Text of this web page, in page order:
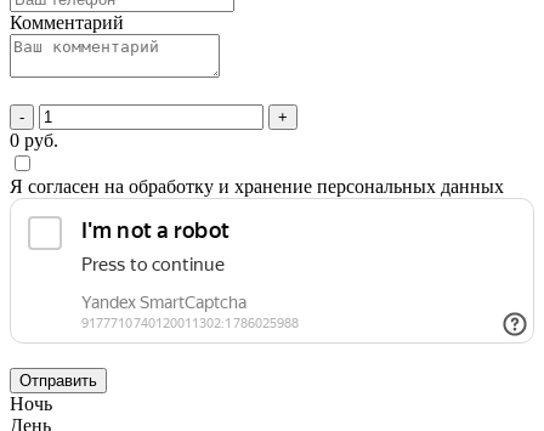
Комментарий
- +
0 руб.
Я согласен на обработку и хранение персональных данных
Отправить
Ночь
День